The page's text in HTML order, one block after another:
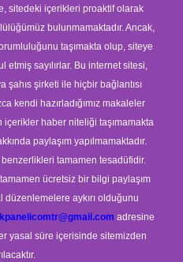
sitedeki içerikleri proaktif olarak
bulunmamaktadır. Ancak,
taşımakta olup, siteye
sayılırlar. Bu internet sitesi,
şahıs şirketi ile hiçbir bağlantısı
kendi hazırladığımız makaleler
içerikler haber niteliği taşımamakta
paylaşım yapılmamaktadır.
tamamen tesadüfidir.
ücretsiz bir bilgi paylaşım
aykırı olduğunu
adresine
yasal süre içerisinde sitemizden